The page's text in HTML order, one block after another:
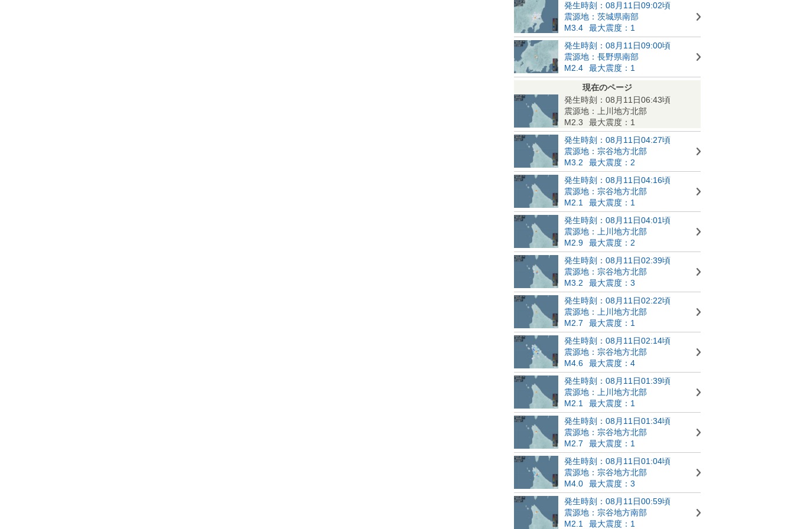
発生時刻：08月11日09:02頃
震源地：茨城県南部
M3.4
最大震度：1
発生時刻：08月11日09:00頃
震源地：長野県南部
M2.4
最大震度：1
現在のページ
発生時刻：08月11日06:43頃
震源地：上川地方北部
M2.3
最大震度：1
発生時刻：08月11日04:27頃
震源地：宗谷地方北部
M3.2
最大震度：2
発生時刻：08月11日04:16頃
震源地：宗谷地方北部
M2.1
最大震度：1
発生時刻：08月11日04:01頃
震源地：上川地方北部
M2.9
最大震度：2
発生時刻：08月11日02:39頃
震源地：宗谷地方北部
M3.2
最大震度：3
発生時刻：08月11日02:22頃
震源地：上川地方北部
M2.7
最大震度：1
発生時刻：08月11日02:14頃
震源地：宗谷地方北部
M4.6
最大震度：4
発生時刻：08月11日01:39頃
震源地：上川地方北部
M2.1
最大震度：1
発生時刻：08月11日01:34頃
震源地：宗谷地方北部
M2.7
最大震度：1
発生時刻：08月11日01:04頃
震源地：宗谷地方北部
M4.0
最大震度：3
発生時刻：08月11日00:59頃
震源地：宗谷地方南部
M2.1
最大震度：1